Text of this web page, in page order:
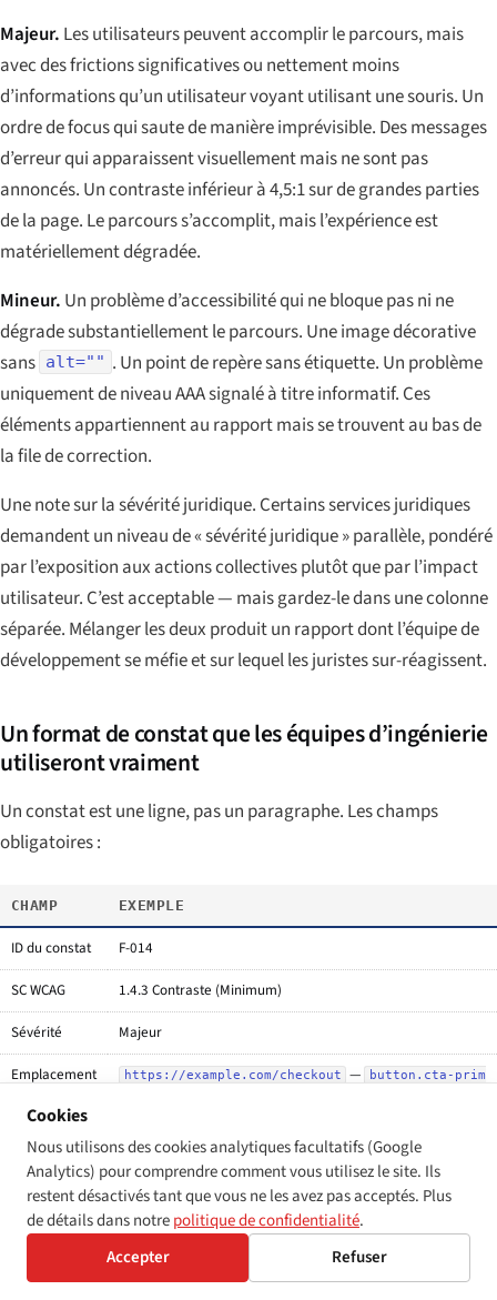
Majeur. Les utilisateurs peuvent accomplir le parcours, mais
avec des frictions significatives ou nettement moins
d’informations qu’un utilisateur voyant utilisant une souris. Un
ordre de focus qui saute de manière imprévisible. Des messages
d’erreur qui apparaissent visuellement mais ne sont pas
annoncés. Un contraste inférieur à 4,5:1 sur de grandes parties
de la page. Le parcours s’accomplit, mais l’expérience est
matériellement dégradée.
Mineur. Un problème d’accessibilité qui ne bloque pas ni ne
dégrade substantiellement le parcours. Une image décorative
sans alt="" . Un point de repère sans étiquette. Un problème
uniquement de niveau AAA signalé à titre informatif. Ces
éléments appartiennent au rapport mais se trouvent au bas de
la file de correction.
Une note sur la sévérité juridique. Certains services juridiques
demandent un niveau de « sévérité juridique » parallèle, pondéré
par l’exposition aux actions collectives plutôt que par l’impact
utilisateur. C’est acceptable — mais gardez-le dans une colonne
séparée. Mélanger les deux produit un rapport dont l’équipe de
développement se méfie et sur lequel les juristes sur-réagissent.
Un format de constat que les équipes d’ingénierie
utiliseront vraiment
Un constat est une ligne, pas un paragraphe. Les champs
obligatoires :
CHAMP EXEMPLE
ID du constat F-014
SC WCAG 1.4.3 Contraste (Minimum)
Sévérité Majeur
Emplacement https://example.com/checkout —
button.cta-prim
Description
Le texte du CTA principal s’affiche à 3,2:1 sur le fond orange
; WCAG AA exige 4,5:1.
Impact
utilisateur
Les utilisateurs malvoyants et les utilisateurs en plein soleil
ne peuvent pas lire le libellé du bouton.
Assombrir le jeton de fond de
Cookies
Nous utilisons des cookies analytiques facultatifs (Google
Analytics) pour comprendre comment vous utilisez le site. Ils
restent désactivés tant que vous ne les avez pas acceptés. Plus
de détails dans notrepolitique de confidentialité.
Accepter
Refuser